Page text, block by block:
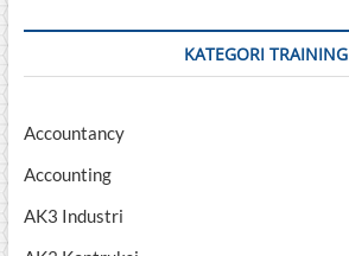
KATEGORI TRAINING
Accountancy
Accounting
AK3 Industri